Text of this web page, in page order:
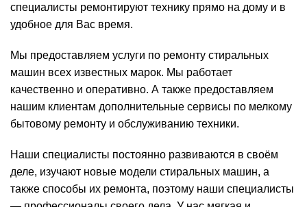
специалисты ремонтируют технику прямо на дому и в
удобное для Вас время.
Мы предоставляем услуги по ремонту стиральных
машин всех известных марок. Мы работает
качественно и оперативно. А также предоставляем
нашим клиентам дополнительные сервисы по мелкому
бытовому ремонту и обслуживанию техники.
Наши специалисты постоянно развиваются в своём
деле, изучают новые модели стиральных машин, а
также способы их ремонта, поэтому наши специалисты